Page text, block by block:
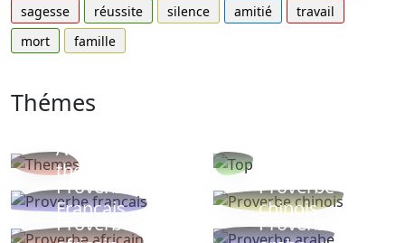
sagesse
réussite silence amitié
travail
mort
famille
Thémes
Autres
thèmes
Proverbe
Français
Proverbe
chinois
Proverbe
Proverbe